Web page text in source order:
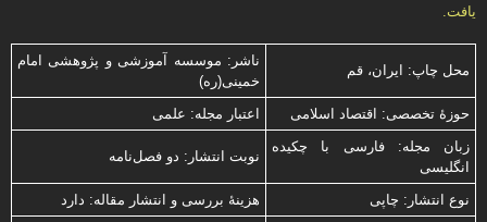
یافت.
محل چاپ: ایران، قم
ناشر: موسسه آموزشی و پژوهشی امام
خمینی(ره)
حوزۀ تخصصی: اقتصاد اسلامی
اعتبار مجله: علمی
زبان مجله: فارسی با چكیده
انگلیسی
نوبت انتشار: دو فصل‌نامه
نوع انتشار: چاپی
هزینۀ بررسی و انتشار مقاله: دارد